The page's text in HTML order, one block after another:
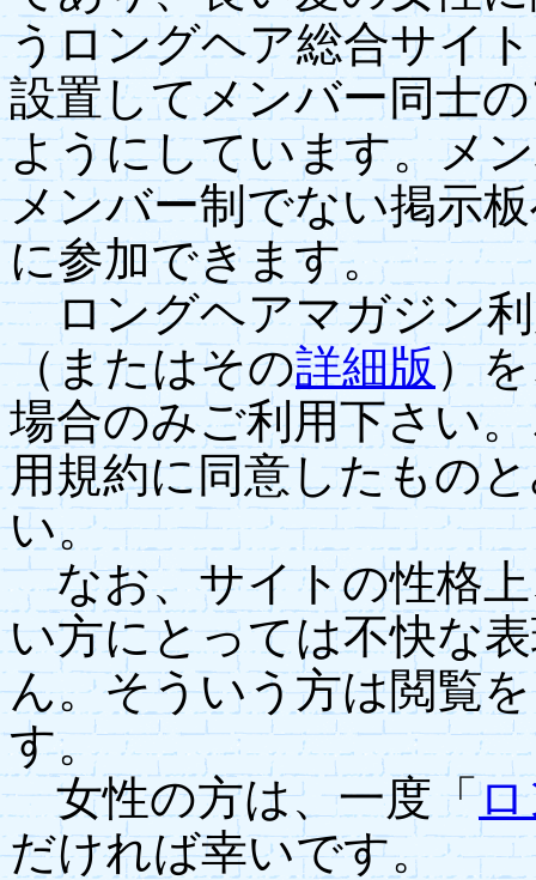
うロングヘア総合サイ
設置してメンバー同士
ようにしています。メ
メンバー制でない掲示
に参加できます。
ロングヘアマガジン利
（またはその詳細版 ）
場合のみご利用下さい
用規約に同意したもの
い。
なお、サイトの性格上
い方にとっては不快な
ん。そういう方は閲覧
す。
女性の方は、一度「
だければ幸いです。